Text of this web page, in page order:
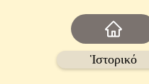
Ἱστορικό